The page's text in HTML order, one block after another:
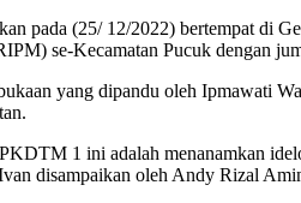
pada (25/ 12/2022) bertempat di
se-Kecamatan Pucuk dengan
yang dipandu oleh Ipmawati
1 ini adalah menanamkan
disampaikan oleh Andy Rizal